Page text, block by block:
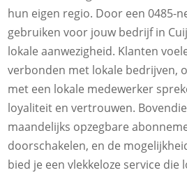
hun eigen regio. Door een 0485-
gebruiken voor jouw bedrijf in
lokale aanwezigheid. Klanten
verbonden met lokale bedrijven,
met een lokale medewerker
loyaliteit en vertrouwen.
maandelijks opzegbare
doorschakelen, en de
bied je een vlekkeloze service die